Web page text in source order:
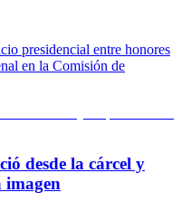
presidencial entre honores
en la Comisión de
desde la cárcel y
imagen